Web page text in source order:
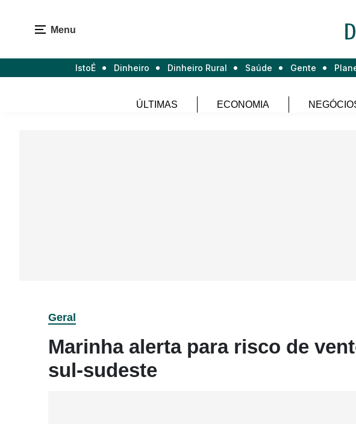
Menu
IstoÉ Dinheiro Dinheiro Rural Saúde Gente
ÚLTIMAS ECONOMIA
Geral
Marinha alerta para risco de
sul-sudeste